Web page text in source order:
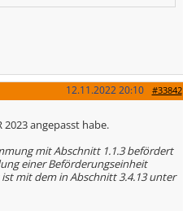
#33842
12.11.2022 20:10
angepasst habe.
mit Abschnitt 1.1.3 befördert
einer Beförderungseinheit
mit dem in Abschnitt 3.4.13 unter